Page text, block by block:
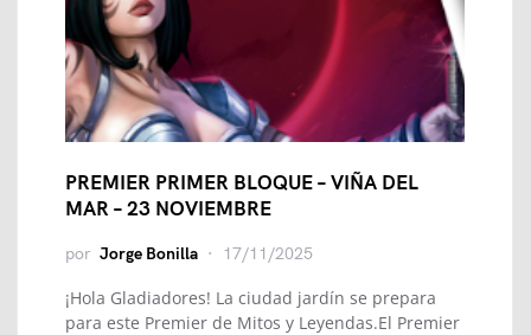
PREMIER PRIMER BLOQUE – VIÑA DEL
MAR – 23 NOVIEMBRE
por Jorge Bonilla 17/11/2025
¡Hola Gladiadores! La ciudad jardín se prepara
para este Premier de Mitos y Leyendas.El Premier